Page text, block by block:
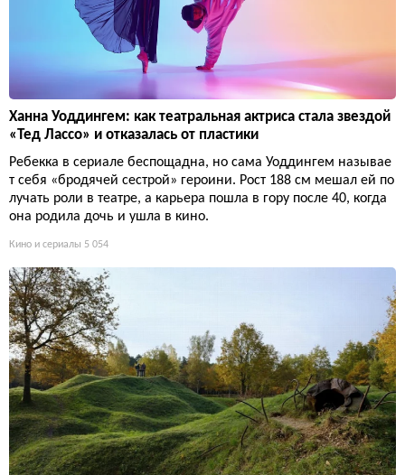
Ханна Уоддингем: как театральная актриса стала звездой
«Тед Лассо» и отказалась от пластики
Ребекка в сериале беспощадна, но сама Уоддингем называе
т себя «бродячей сестрой» героини. Рост 188 см мешал ей по
лучать роли в театре, а карьера пошла в гору после 40, когда
она родила дочь и ушла в кино.
Кино и сериалы 5 054